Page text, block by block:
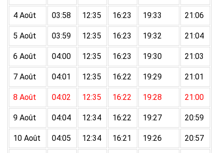
4 Août 03:58 12:35 16:23 19:33 21:06
5 Août 03:59 12:35 16:23 19:32 21:04
6 Août 04:00 12:35 16:23 19:30 21:03
7 Août 04:01 12:35 16:22 19:29 21:01
8 Août 04:02 12:35 16:22 19:28 21:00
9 Août 04:04 12:34 16:22 19:27 20:59
10 Août 04:05 12:34 16:21 19:26 20:57